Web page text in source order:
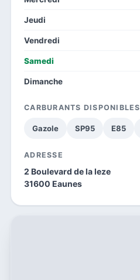
Jeudi
Vendredi
Samedi
Dimanche
CARBURANTS DISPONIBLES
Gazole SP95 E85
ADRESSE
2 Boulevard de la leze
31600 Eaunes